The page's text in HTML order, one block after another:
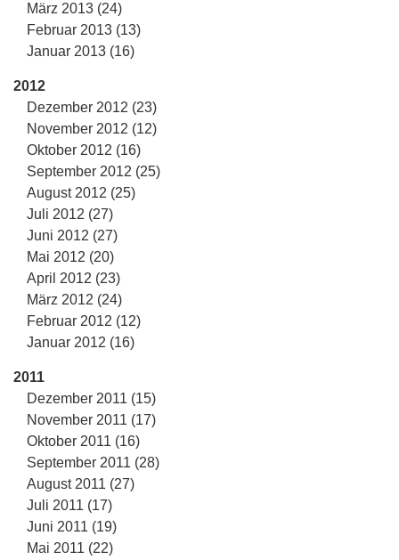
März 2013 (24)
Februar 2013 (13)
Januar 2013 (16)
2012
Dezember 2012 (23)
November 2012 (12)
Oktober 2012 (16)
September 2012 (25)
August 2012 (25)
Juli 2012 (27)
Juni 2012 (27)
Mai 2012 (20)
April 2012 (23)
März 2012 (24)
Februar 2012 (12)
Januar 2012 (16)
2011
Dezember 2011 (15)
November 2011 (17)
Oktober 2011 (16)
September 2011 (28)
August 2011 (27)
Juli 2011 (17)
Juni 2011 (19)
Mai 2011 (22)